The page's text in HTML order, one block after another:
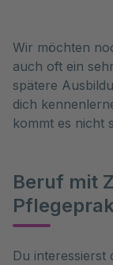
Wir möchten
auch oft ein
spätere
dich
kommt es nicht
Beruf mit
Du interessierst